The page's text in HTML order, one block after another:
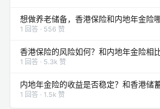
想做养老储备，香港保险和内地年金险
1 回答 · 556 赞
香港保险的风险如何？和内地年金险相
1 回答 · 5.3k 赞
内地年金险的收益是否稳定？和香港储
1 回答 · 1.5k 赞